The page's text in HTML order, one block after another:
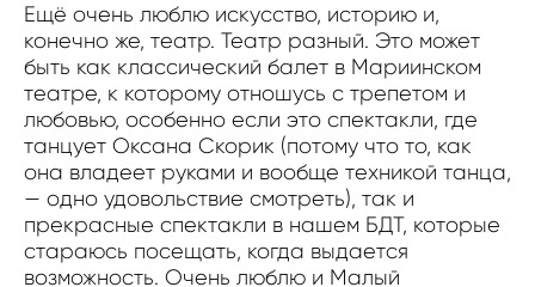
Ещё очень люблю искусство, историю и,
конечно же, театр. Театр разный. Это может
быть как классический балет в Мариинском
театре, к которому отношусь с трепетом и
любовью, особенно если это спектакли, где
танцует Оксана Скорик (потому что то, как
она владеет руками и вообще техникой танца,
— одно удовольствие смотреть), так и
прекрасные спектакли в нашем БДТ, которые
стараюсь посещать, когда выдается
возможность. Очень люблю и Малый